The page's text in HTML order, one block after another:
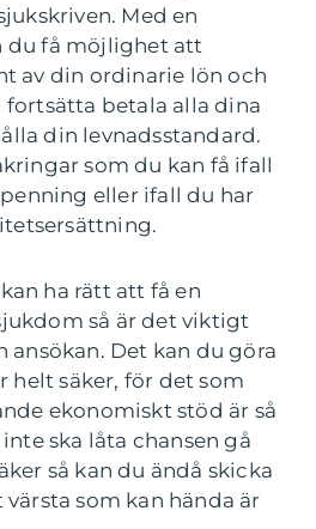
Med en
du få möjlighet att
av din ordinarie lön och
fortsätta betala alla dina
din levnadsstandard.
som du kan få ifall
eller ifall du har
ha rätt att få en
så är det viktigt
ansökan. Det kan du göra
helt säker, för det som
ekonomiskt stöd är så
ska låta chansen gå
så kan du ändå skicka
som kan hända är